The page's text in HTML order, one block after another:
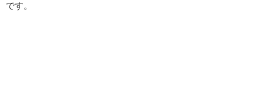
です。